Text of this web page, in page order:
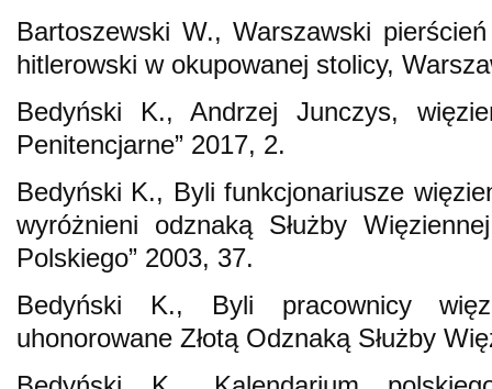
Bartoszewski W., Warszawski
hitlerowski w okupowanej stolicy,
Bedyński K., Andrzej Junczys,
Penitencjarne” 2017, 2.
Bedyński K., Byli funkcjonariusze
wyróżnieni odznaką Służby
Polskiego” 2003, 37.
Bedyński K., Byli pracownicy
uhonorowane Złotą Odznaką Służby